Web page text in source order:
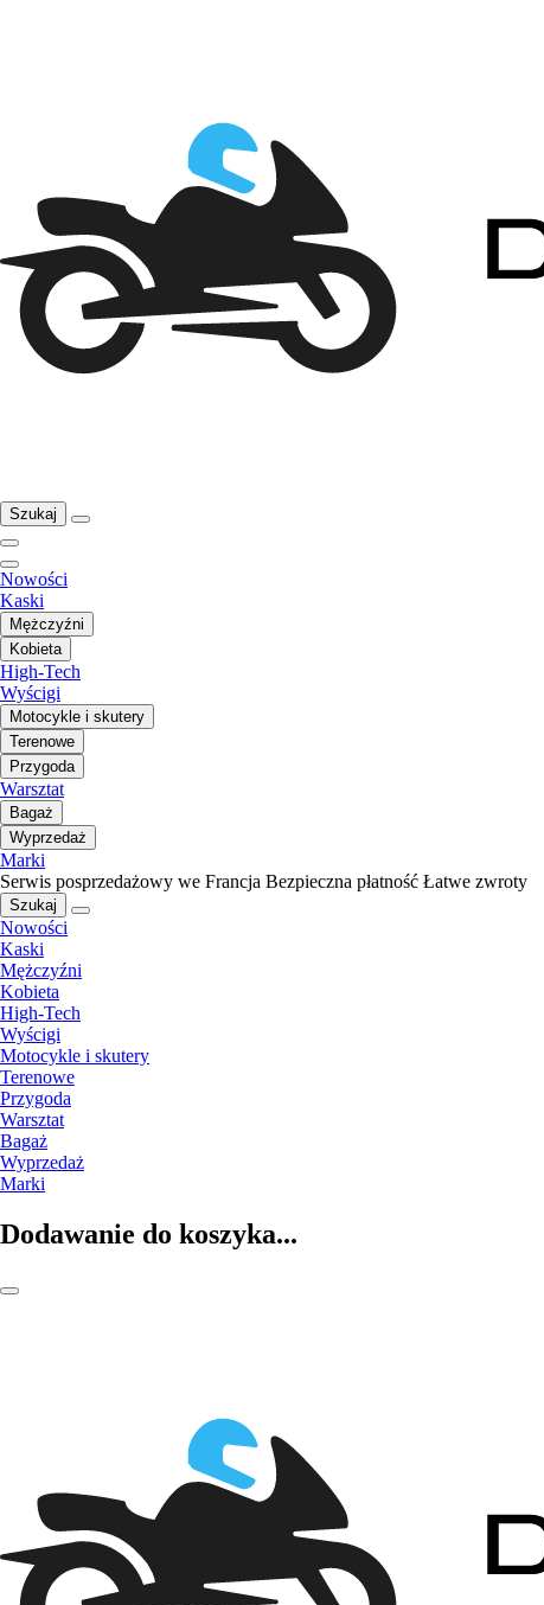
Szukaj
Nowości
Kaski
Mężczyźni
Kobieta
High-Tech
Wyścigi
Motocykle i skutery
Terenowe
Przygoda
Warsztat
Bagaż
Wyprzedaż
Marki
Serwis posprzedażowy we Francja Bezpieczna płatność Łatwe zwroty
Szukaj
Nowości
Kaski
Mężczyźni
Kobieta
High-Tech
Wyścigi
Motocykle i skutery
Terenowe
Przygoda
Warsztat
Bagaż
Wyprzedaż
Marki
Dodawanie do koszyka...